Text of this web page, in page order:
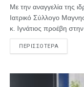
Με την αναγγελία της
Ιατρικό Σύλλογο
κ. Ιγνάτιος προέβη στην
ΠΕΡΙΣΣΟΤΕΡΑ